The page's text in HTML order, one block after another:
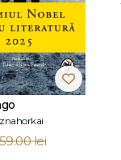
59.00 lei